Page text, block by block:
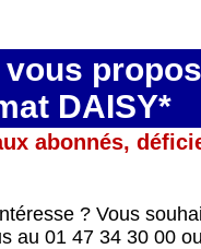
vous
DAISY*
abonnés,
? Vous
au 01 47 34 30 00